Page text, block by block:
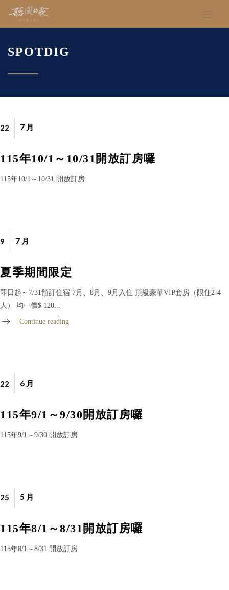
SPOTDIG
7 月
22
115年10/1～10/31開放訂房囉
115年10/1～10/31 開放訂房
7 月
9
夏季期間限定
即日起～7/31預訂住宿 7月、8月、9月入住 頂級豪華VIP套房（限住2-4
人） 均一價$ 120...
Continue reading
6 月
22
115年9/1～9/30開放訂房囉
115年9/1～9/30 開放訂房
5 月
25
115年8/1～8/31開放訂房囉
115年8/1～8/31 開放訂房